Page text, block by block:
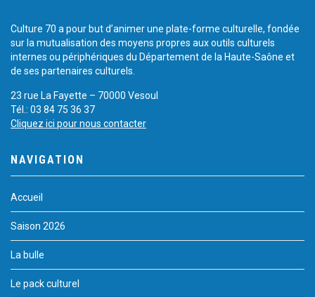
Culture 70 a pour but d’animer une plate-forme culturelle, fondée
sur la mutualisation des moyens propres aux outils culturels
internes ou périphériques du Département de la Haute-Saône et
de ses partenaires culturels.
23 rue La Fayette – 70000 Vesoul
Tél.: 03 84 75 36 37
Cliquez ici pour nous contacter
NAVIGATION
Accueil
Saison 2026
La bulle
Le pack culturel